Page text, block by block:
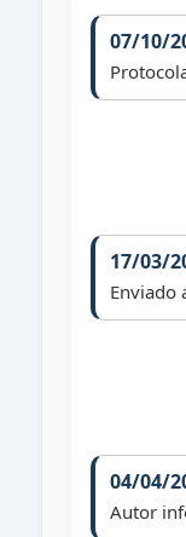
07/10/
17/03/
Enviado
04/04/
Autor